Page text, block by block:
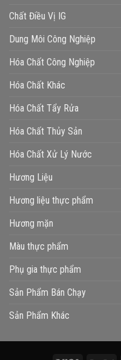
Chất Điều Vị IG
Dung Môi Công Nghiệp
Hóa Chất Công Nghiệp
Hóa Chất Khác
Hóa Chất Tẩy Rửa
Hóa Chất Thủy Sản
Hóa Chất Xử Lý Nước
Hương Liệu
Hương liệu thực phẩm
Hương mặn
Màu thực phẩm
Phụ gia thực phẩm
Sản Phẩm Bán Chạy
Sản Phẩm Khác